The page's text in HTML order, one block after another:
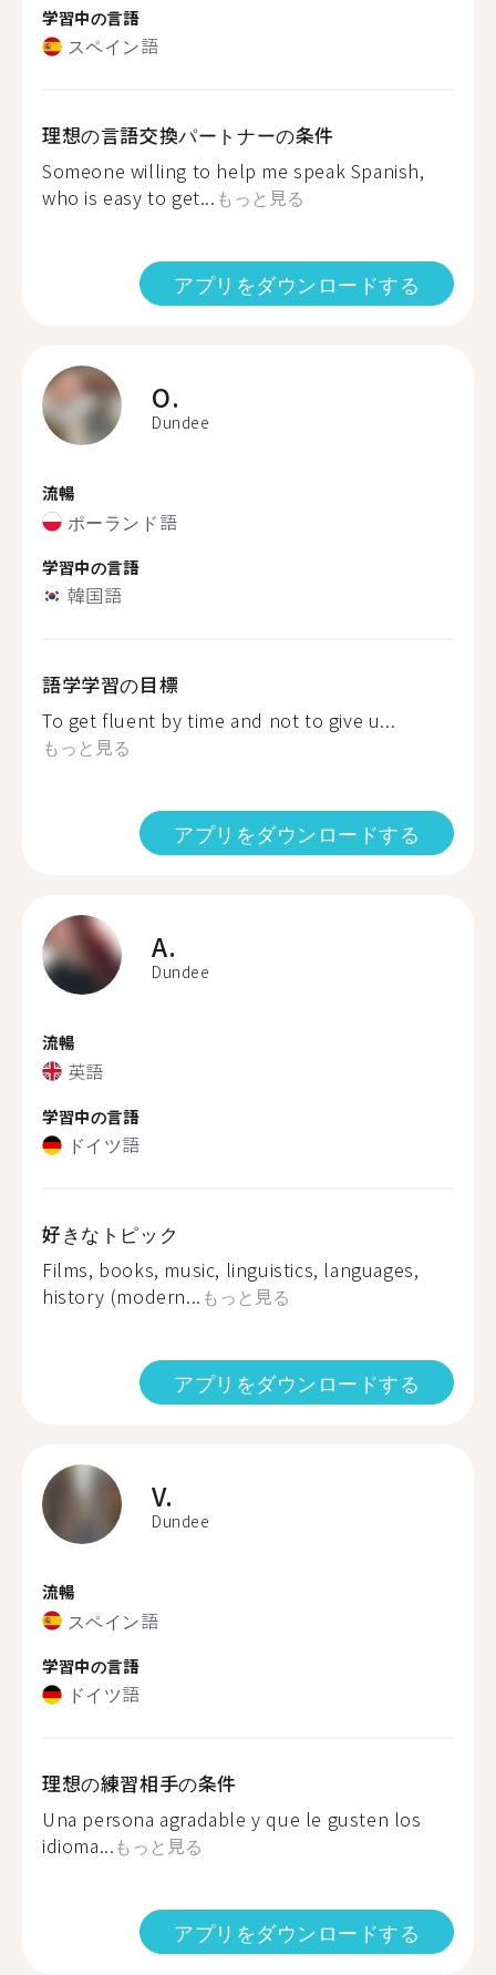
学習中の言語
スペイン語
理想の言語交換パートナーの条件
Someone willing to help me speak Spanish,
who is easy to get... もっと見る
アプリをダウンロードする
O.
Dundee
流暢
ポーランド語
学習中の言語
韓国語
語学学習の目標
To get fluent by time and not to give u...
もっと見る
アプリをダウンロードする
A.
Dundee
流暢
英語
学習中の言語
ドイツ語
好きなトピック
Films, books, music, linguistics, languages,
history (modern... もっと見る
アプリをダウンロードする
V.
Dundee
流暢
スペイン語
学習中の言語
ドイツ語
理想の練習相手の条件
Una persona agradable y que le gusten los
idioma...もっと見る
アプリをダウンロードする